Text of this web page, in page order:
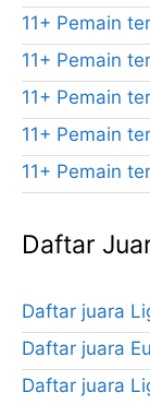
11+ Pemain
11+ Pemain
11+ Pemain
11+ Pemain
11+ Pemain
Daftar
Daftar juara
Daftar juara
Daftar juara